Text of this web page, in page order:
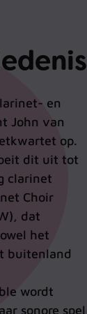
en
John van
op.
dit uit tot
clarinet
Choir
dat
het
buitenland
wordt
sonore spel